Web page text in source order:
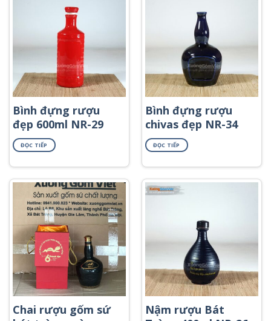
Bình đựng rượu
đẹp 600ml NR-29
ĐỌC TIẾP
Bình đựng rượu
chivas đẹp NR-34
ĐỌC TIẾP
Chai rượu gốm sứ
Nậm rượu Bát